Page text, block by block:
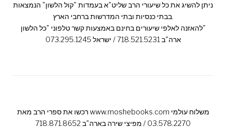
ניתן להשיג את כל שיעורי הרב שליט"א בעמדות "קול הלשון" הנמצאות
בבתי כנסיות ובתי המדרשות ברחבי הארץ.
להאזנה לאלפי שיעורים בחינם באמצעות קשר טלפוני "כל הלשון"
ארה"ב 718.521.5231 / ישראל 073.295.1245
רכשו את ספרי הרב מאת www.moshebooks.com משלוח עולמי
03.578.2270 / מפיצי שירה בארה"ב 718.871.8652